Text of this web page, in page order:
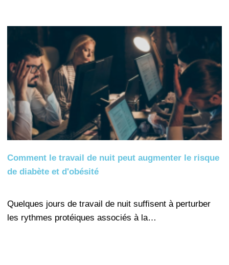
Comment le travail de nuit peut augmenter le risque
de diabète et d'obésité
Quelques jours de travail de nuit suffisent à perturber
les rythmes protéiques associés à la…